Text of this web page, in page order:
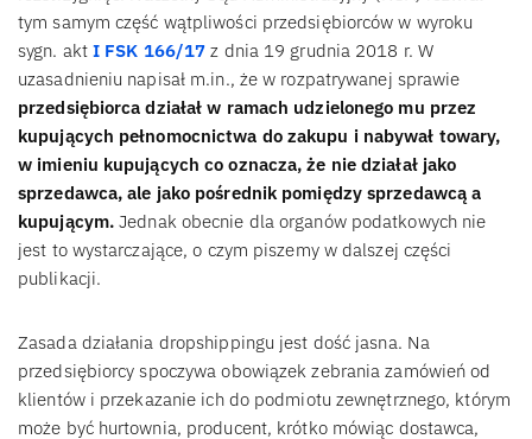
tym samym część wątpliwości przedsiębiorców w wyroku
sygn. akt I FSK 166/17 z dnia 19 grudnia 2018 r. W
uzasadnieniu napisał m.in., że w rozpatrywanej sprawie
przedsiębiorca działał w ramach udzielonego mu przez
kupujących pełnomocnictwa do zakupu i nabywał towary,
w imieniu kupujących co oznacza, że nie działał jako
sprzedawca, ale jako pośrednik pomiędzy sprzedawcą a
kupującym. Jednak obecnie dla organów podatkowych nie
jest to wystarczające, o czym piszemy w dalszej części
publikacji.
Zasada działania dropshippingu jest dość jasna. Na
przedsiębiorcy spoczywa obowiązek zebrania zamówień od
klientów i przekazanie ich do podmiotu zewnętrznego, którym
może być hurtownia, producent, krótko mówiąc dostawca,